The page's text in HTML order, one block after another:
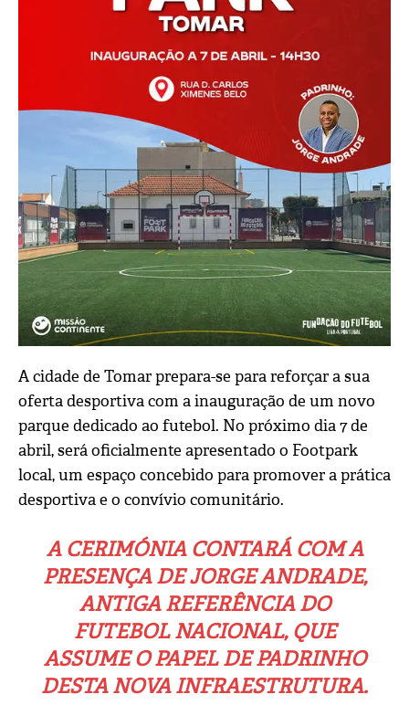
A cidade de Tomarprepara-se para reforçar a sua
oferta desportiva com a inauguração de um novo
parque dedicado ao futebol. No próximo dia 7 de
abril, será oficialmente apresentado o Footpark
local, um espaço concebido para promover a prática
desportiva e o convívio comunitário.
A CERIMÓNIA CONTARÁ COM A
PRESENÇA DEJORGE ANDRADE,
ANTIGA REFERÊNCIA DO
FUTEBOL NACIONAL, QUE
ASSUME O PAPEL DE PADRINHO
DESTA NOVA INFRAESTRUTURA.